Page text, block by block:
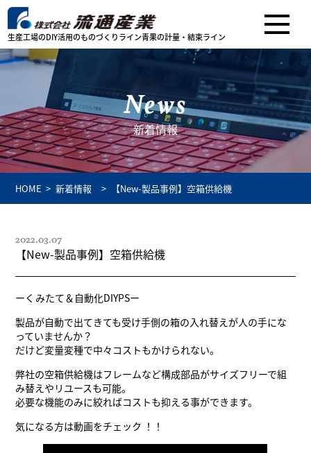
生産工場のDIY活用のものづくりライン青果の計量・結束ライン
新着情報
News
HOME 新着情報 【New-製品事例】空箱供給機
2022.03.07
【New-製品事例】空箱供給機
ーくみたて＆自動化DIYPSー
製品が自動で出てきても受け手側の箱の入れ替えが人の手にな
っていませんか？
だけど変量変種で中々コストもかけられない。
弊社の空箱供給機はフレームなど構成部品がサイズフリーで組
み替えやリユースも可能。
必要な機能のみに絞ればコストも抑える事ができます。
気になる方は動画をチェック ！！